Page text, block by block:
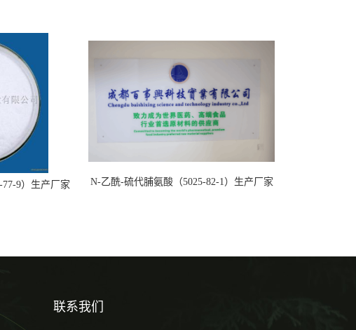
77-9）生产厂家 N-乙酰-硫代脯氨酸（5025-82-1）生产厂家
联系我们